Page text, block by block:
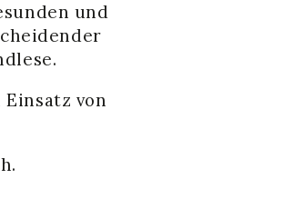
und
von